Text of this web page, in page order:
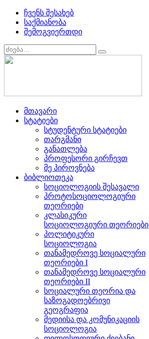
ჩვენს შესახებ
საქმიანობა
შემოგვიერთდი
მთავარი
სტატიები
სტუდენტური სტატიები
თარგმანი
განათლება
პროფესორი გირჩევთ
მე პიროვნება
ბიბლიოთეკა
სოციოლოგიის შესავალი
პროტოსოციოლოგიური
თეორიები
კლასიკური
სოციოლოგიური თეორიები
პოლიტიკური
სოციოლოგია
თანამედროვე სოციალური
თეორიები I
თანამედროვე სოციალური
თეორიები II
სოციალური თეორია და
საზოგადოებრივი
გეოგრაფია
მედიისა და კომუნიკაციის
სოციოლოგია